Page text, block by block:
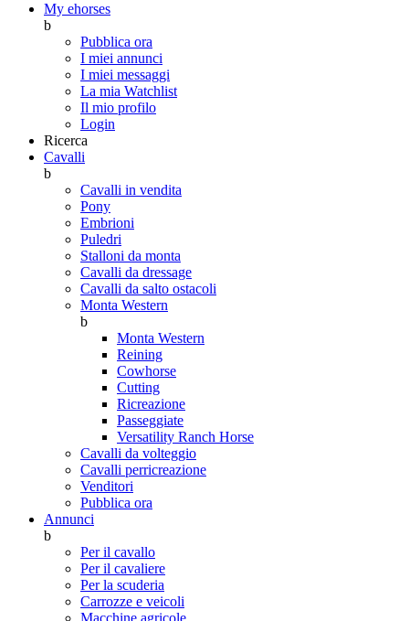
My ehorses
b
Pubblica ora
I miei annunci
I miei messaggi
La mia Watchlist
Il mio profilo
Login
Ricerca
Cavalli
b
Cavalli in vendita
Pony
Embrioni
Puledri
Stalloni da monta
Cavalli da dressage
Cavalli da salto ostacoli
Monta Western
b
Monta Western
Reining
Cowhorse
Cutting
Ricreazione
Passeggiate
Versatility Ranch Horse
Cavalli da volteggio
Cavalli perricreazione
Venditori
Pubblica ora
Annunci
b
Per il cavallo
Per il cavaliere
Per la scuderia
Carrozze e veicoli
Macchine agricole